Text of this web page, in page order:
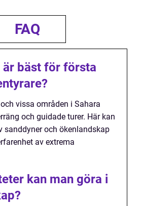
FAQ
är bäst för första
vissa områden i Sahara
och guidade turer. Här kan
sanddyner och ökenlandskap
av extrema
kan man göra i